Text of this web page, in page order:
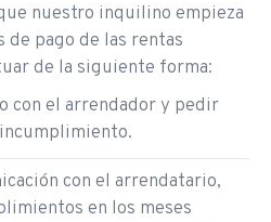
nuestro inquilino empieza
pago de las rentas
de la siguiente forma:
con el arrendador y pedir
con el arrendatario,
en los meses